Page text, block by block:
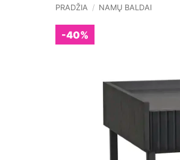
PRADŽIA / NAMŲ BALDAI
-40%